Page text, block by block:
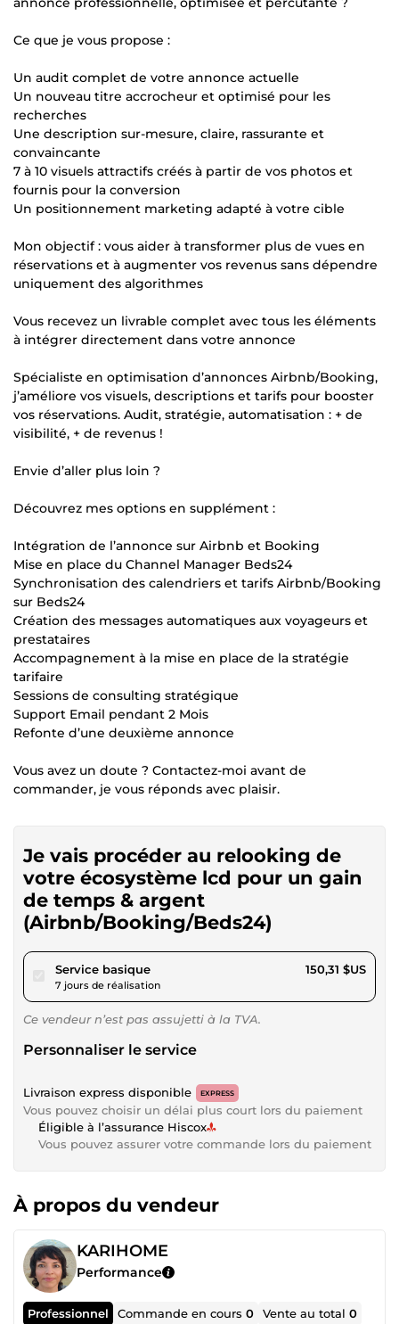
Ce que je vous propose :
Un audit complet de votre annonce actuelle
Un nouveau titre accrocheur et optimisé pour les
recherches
Une description sur-mesure, claire, rassurante et
convaincante
7 à 10 visuels attractifs créés à partir de vos photos et
fournis pour la conversion
Un positionnement marketing adapté à votre cible
Mon objectif : vous aider à transformer plus de vues en
réservations et à augmenter vos revenus sans dépendre
uniquement des algorithmes
Vous recevez un livrable complet avec tous les éléments
à intégrer directement dans votre annonce
Spécialiste en optimisation d’annonces Airbnb/Booking,
j’améliore vos visuels, descriptions et tarifs pour booster
vos réservations. Audit, stratégie, automatisation : + de
visibilité, + de revenus !
Envie d’aller plus loin ?
Découvrez mes options en supplément :
Intégration de l’annonce sur Airbnb et Booking
Mise en place du Channel Manager Beds24
Synchronisation des calendriers et tarifs Airbnb/Booking
sur Beds24
Création des messages automatiques aux voyageurs et
prestataires
Accompagnement à la mise en place de la stratégie
tarifaire
Sessions de consulting stratégique
Support Email pendant 2 Mois
Refonte d’une deuxième annonce
Vous avez un doute ? Contactez-moi avant de
commander, je vous réponds avec plaisir.
Je vais procéder au relooking de
votre écosystème lcd pour un gain
de temps & argent
(Airbnb/Booking/Beds24)
Service basiquepour 138,54 $US
7 jours de réalisation
150,31 $US
Ce vendeur n’est pas assujetti à la TVA.
Personnaliser le service
Livraison express disponible EXPRESS
Vous pouvez choisir un délai plus court lors du paiement
Éligible à l’assurance Hiscox
Vous pouvez assurer votre commande lors du paiement
À propos du vendeur
KARIHOME
Performance
Professionnel Commande en cours0 Vente au total0